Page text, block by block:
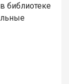
библиотеке